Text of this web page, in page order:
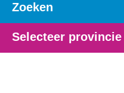
Zoeken
Selecteer provincie